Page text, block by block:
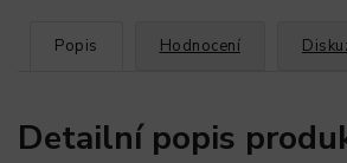
Popis Hodnocení
Detailní popis